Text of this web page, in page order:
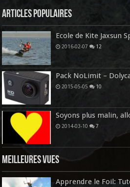
Articles Populaires
Ecole de Kite Jaxsun
2016-02-07 12
Pack NoLimit –
2015-05-05 10
Soyons plus malin,
2014-03-10 7
Meilleures vues
Apprendre le Foil: